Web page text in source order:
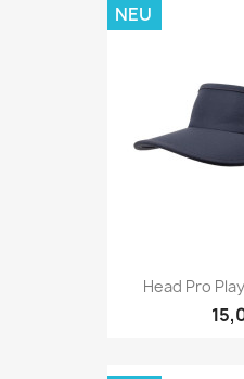
Head Pro
NEU